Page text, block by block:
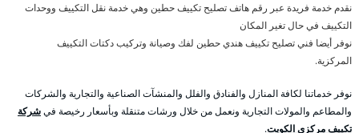
نقدم خدمة فريدة عبر رقم هاتف تصليح تكييف حطين وهي خدمة نقل التكييف ووحدات
التكييف في حال تغير المكان
نوفر أيضا فني تصليح تكييف هندي حطين لفك وصيانة وتركيب دكتات التكييف
المركزية.
نوفر خدماتنا لكافة المنازل والفنادق والفلل والمنشآت الصناعية والتجارية والشركات
والمطاعم والمولات التجارية ونعمل من خلال ورشات متنقلة وبأسعار رخيصة فيشركة
تكييف مركزي الكويت.